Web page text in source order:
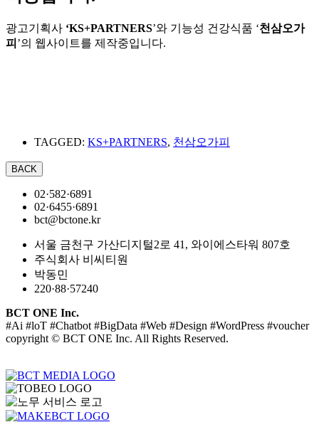
광고기획사 ‘KS+PARTNERS’와 기능성 건강식품 ‘천삼오가
피 ’의 웹사이트를 제작중입니다.
TAGGED: KS+PARTNERS, 천삼오가피
02·582·6891
02·6455·6891
bct@bctone.kr
서울 금천구 가산디지털2로 41, 와이에스타워 807호
주식회사 비씨티원
박동민
220·88·57240
BCT ONE Inc.
#Ai #loT #Chatbot #BigData #Web #Design #WordPress #voucher
copyright © BCT ONE Inc. All Rights Reserved.